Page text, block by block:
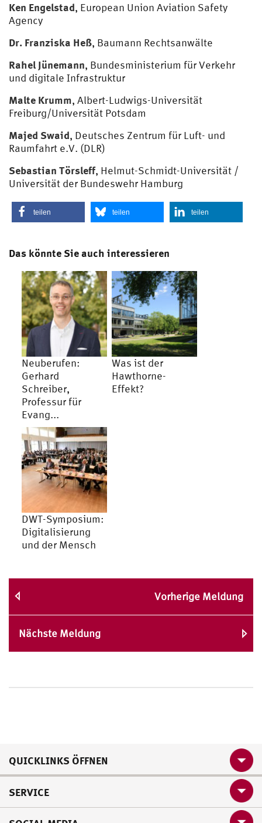
Ken Engelstad, European Union Aviation Safety
Agency
Dr. Franziska Heß, Baumann Rechtsanwälte
Rahel Jünemann, Bundesministerium für Verkehr
und digitale Infrastruktur
Malte Krumm, Albert-Ludwigs-Universität
Freiburg/Universität Potsdam
Majed Swaid, Deutsches Zentrum für Luft- und
Raumfahrt e.V. (DLR)
Sebastian Törsleff, Helmut-Schmidt-Universität /
Universität der Bundeswehr Hamburg
teilen teilen teilen
Das könnte Sie auch interessieren
Neuberufen:
Gerhard
Schreiber,
Professur für
Evang...
Was ist der
Hawthorne-
Effekt?
DWT-Symposium:
Digitalisierung
und der Mensch
Vorherige Meldung
Nächste Meldung
QUICKLINKS ÖFFNEN
SERVICE